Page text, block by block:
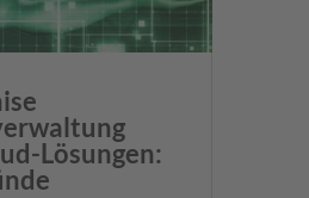
Lösungen: